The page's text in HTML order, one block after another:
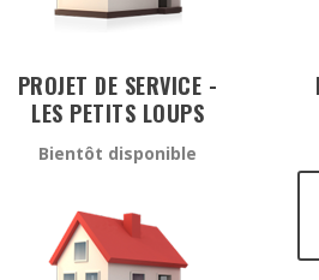
PROJET DE SERVICE -
LES PETITS LOUPS
Bientôt disponible